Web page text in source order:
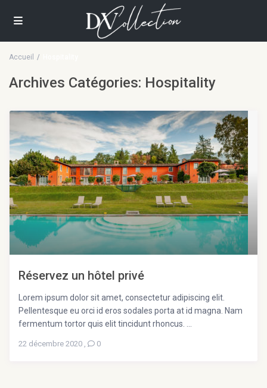
Accueil
Archives Catégories: Hospitality
Réservez un hôtel privé
Lorem ipsum dolor sit amet, consectetur adipiscing elit.
Pellentesque eu orci id eros sodales porta at id magna. Nam
fermentum tortor quis elit tincidunt rhoncus. ...
22 décembre 2020 , 0